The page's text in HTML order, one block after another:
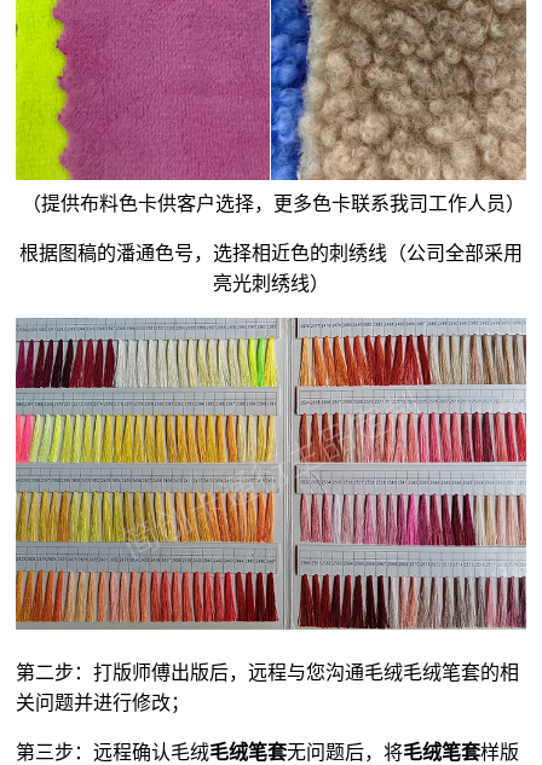
（提供布料色卡供客户选择，更多色卡联系我司工作人员）
根据图稿的潘通色号，选择相近色的刺绣线（公司全部采用
亮光刺绣线）
第二步：打版师傅出版后，远程与您沟通毛绒毛绒笔套的相
关问题并进行修改；
第三步：远程确认毛绒毛绒笔套无问题后，将毛绒笔套样版